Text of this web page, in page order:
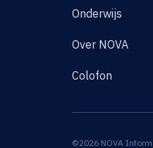
Onderwijs
Over NOVA
Colofon
©2026 NOVA